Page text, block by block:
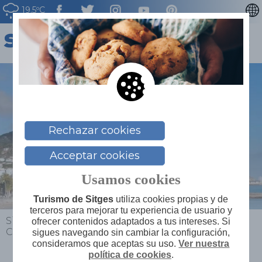
19.5ºC
CATALÀ
ENGLISH
FRANÇAIS
Sitges > Planifica tu viaje > Mapa de servicios >
Comercio de calidad y proximidad
Rechazar cookies
Acceptar cookies
Usamos cookies
Turismo de Sitges utiliza cookies propias y de
terceros para mejorar tu experiencia de usuario y
ofrecer contenidos adaptados a tus intereses. Si
sigues navegando sin cambiar la configuración,
consideramos que aceptas su uso.Ver nuestra
política de cookies.